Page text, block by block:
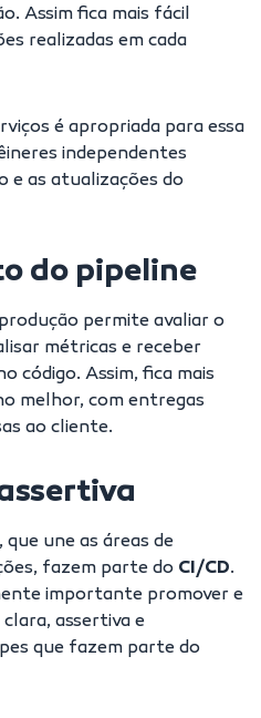
Assim fica mais fácil
realizadas em cada
é apropriada para essa
independentes
e as atualizações do
do pipeline
permite avaliar o
métricas e receber
código. Assim, fica mais
melhor, com entregas
ao cliente.
, que une as áreas de
fazem parte do CI/CD.
importante promover e
assertiva e
que fazem parte do